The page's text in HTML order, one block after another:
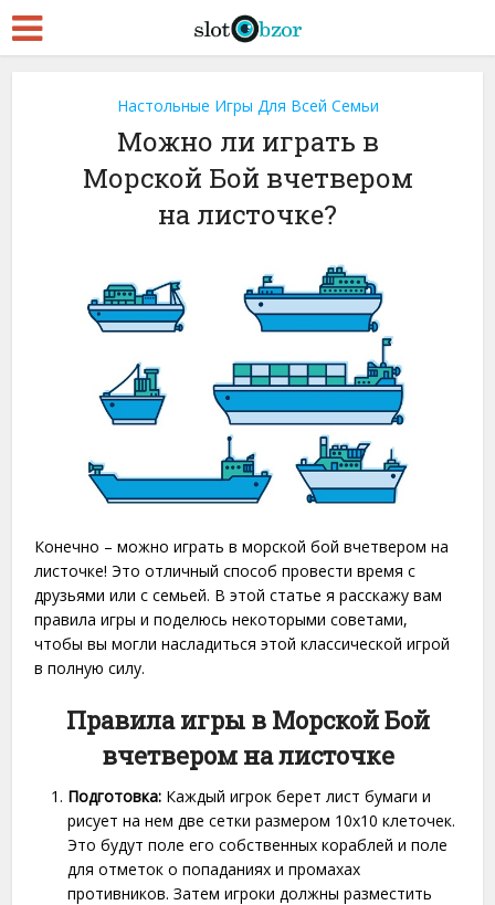
Настольные Игры Для Всей Семьи
Можно ли играть в
Морской Бой вчетвером
на листочке?
Конечно – можно играть в морской бой вчетвером на
листочке! Это отличный способ провести время с
друзьями или с семьей. В этой статье я расскажу вам
правила игры и поделюсь некоторыми советами,
чтобы вы могли насладиться этой классической игрой
в полную силу.
Правила игры в Морской Бой
вчетвером на листочке
Подготовка: Каждый игрок берет лист бумаги и
рисует на нем две сетки размером 10х10 клеточек.
Это будут поле его собственных кораблей и поле
для отметок о попаданиях и промахах
противников. Затем игроки должны разместить